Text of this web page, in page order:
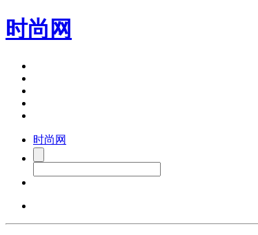
时尚网
时尚网